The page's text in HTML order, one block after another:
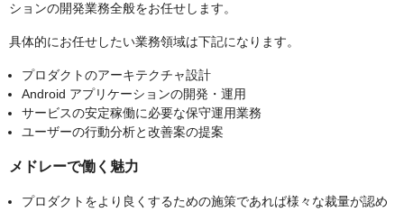
ションの開発業務全般をお任せします。
具体的にお任せしたい業務領域は下記になります。
プロダクトのアーキテクチャ設計
Android アプリケーションの開発・運用
サービスの安定稼働に必要な保守運用業務
ユーザーの行動分析と改善案の提案
メドレーで働く魅力
プロダクトをより良くするための施策であれば様々な裁量が認め